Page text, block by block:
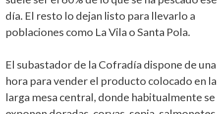
día. El resto lo dejan listo para llevarlo a
poblaciones como La Vila o Santa Pola.
El subastador de la Cofradía dispone de una
hora para vender el producto colocado en la
larga mesa central, donde habitualmente se